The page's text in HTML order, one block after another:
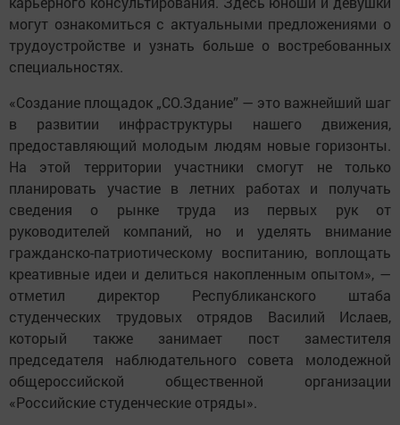
могут ознакомиться с актуальными предложениями о
трудоустройстве и узнать больше о востребованных
специальностях.
«Создание площадок „СО.Здание” — это важнейший шаг
в развитии инфраструктуры нашего движения,
предоставляющий молодым людям новые горизонты.
На этой территории участники смогут не только
планировать участие в летних работах и получать
сведения о рынке труда из первых рук от
руководителей компаний, но и уделять внимание
гражданско-патриотическому воспитанию, воплощать
креативные идеи и делиться накопленным опытом», —
отметил директор Республиканского штаба
студенческих трудовых отрядов Василий Ислаев,
который также занимает пост заместителя
председателя наблюдательного совета молодежной
общероссийской общественной организации
«Российские студенческие отряды».